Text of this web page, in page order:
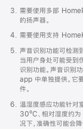
需要使用多部
的扬声器。
需要使用支持
声音识别功能可检测
当用户身处可能受到
识别功能。声音识别
app 中单独提供。它
件。
温湿度感应功能针对
30ºC、相对湿度约
况下，准确性可能会